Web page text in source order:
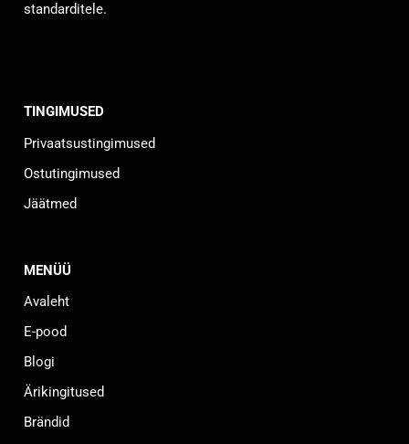
standarditele.
TINGIMUSED
Privaatsustingimused
Ostutingimused
Jäätmed
MENÜÜ
Avaleht
E-pood
Blogi
Ärikingitused
Brändid